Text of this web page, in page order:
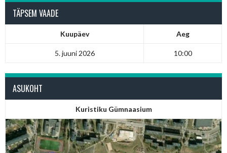
TÄPSEM VAADE
Kuupäev Aeg
5. juuni 2026 10:00
ASUKOHT
Kuristiku Gümnaasium